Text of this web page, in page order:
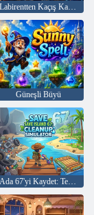
Labirentten Kaçış Kahramanı
Güneşli Büyü
Ada 67'yi Kaydet: Temizleme Simülatörü